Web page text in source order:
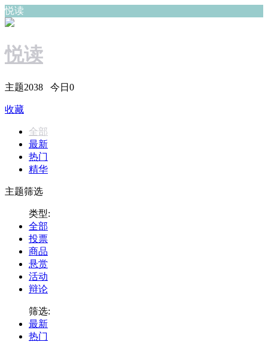
悦读
悦读
主题2038 今日 0
收藏
全部
最新
热门
精华
主题筛选
类型:
全部
投票
商品
悬赏
活动
辩论
筛选:
最新
热门